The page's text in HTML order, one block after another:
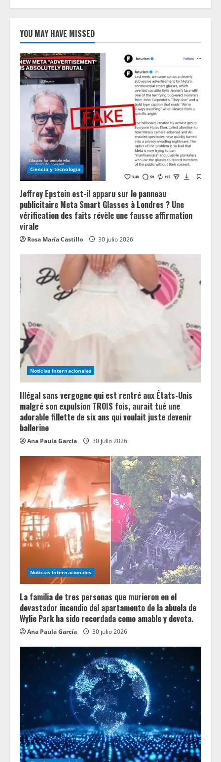
YOU MAY HAVE MISSED
Ciencia y tecnologia
Jeffrey Epstein est-il apparu sur le panneau
publicitaire Meta Smart Glasses à Londres ? Une
vérification des faits révèle une fausse affirmation
virale
Rosa María Castillo 30 julio 2026
Noticias Internacionales
Illégal sans vergogne qui est rentré aux États-Unis
malgré son expulsion TROIS fois, aurait tué une
adorable fillette de six ans qui voulait juste devenir
ballerine
Ana Paula García 30 julio 2026
Noticias Internacionales
La familia de tres personas que murieron en el
devastador incendio del apartamento de la abuela de
Wylie Park ha sido recordada como amable y devota.
Ana Paula García 30 julio 2026